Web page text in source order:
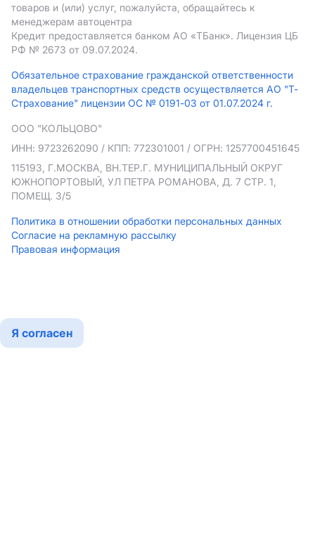
товаров и (или) услуг, пожалуйста, обращайтесь к
менеджерам автоцентра
Кредит предоставляется банком АO «ТБанк». Лицензия ЦБ
РФ № 2673 от 09.07.2024.
Обязательное страхование гражданской ответственности
владельцев транспортных средств осуществляется АО "Т-
Страхование" лицензии ОС № 0191-03 от 01.07.2024 г.
ООО "КОЛЬЦОВО"
ИНН: 9723262090 / КПП: 772301001 / ОГРН: 1257700451645
115193, Г.МОСКВА, ВН.ТЕР.Г. МУНИЦИПАЛЬНЫЙ ОКРУГ
ЮЖНОПОРТОВЫЙ, УЛ ПЕТРА РОМАНОВА, Д. 7 СТР. 1,
ПОМЕЩ. 3/5
Политика в отношении обработки персональных данных
Согласие на рекламную рассылку
Правовая информация
Я согласен